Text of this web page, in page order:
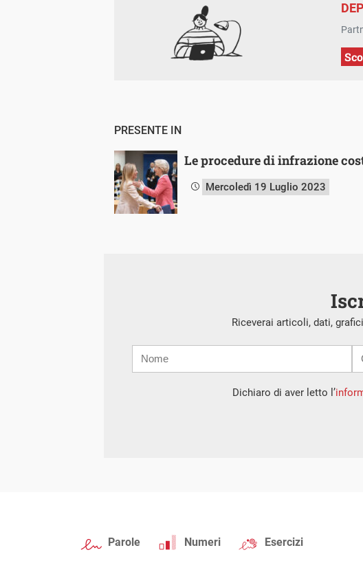
PRESENTE IN
Le procedure di infrazione
Mercoledì 19 Luglio 2023
Riceverai articoli, dati,
mail
Dichiaro di aver letto l’
Parole Numeri Esercizi